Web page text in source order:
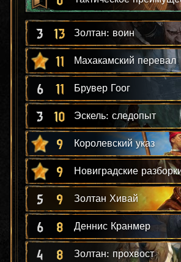
3 13 Золтан: воин
11 Махакамский перевал
6 11 Брувер Гоог
3 10 Эскель: следопыт
9 Королевский указ
9 Новиградские
5 9 Золтан Хивай
6 8 Деннис Кранмер
4 8 Золтан: прохвост